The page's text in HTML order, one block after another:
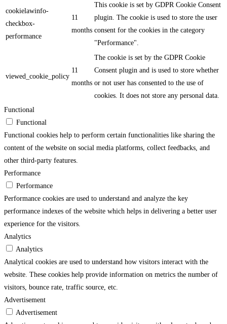
cookielawinfo-
checkbox-
performance
11
months
This cookie is set by GDPR Cookie Consent
plugin. The cookie is used to store the user
consent for the cookies in the category
"Performance".
viewed_cookie_policy
11
months
The cookie is set by the GDPR Cookie
Consent plugin and is used to store whether
or not user has consented to the use of
cookies. It does not store any personal data.
Functional
Functional
Functional cookies help to perform certain functionalities like sharing the
content of the website on social media platforms, collect feedbacks, and
other third-party features.
Performance
Performance
Performance cookies are used to understand and analyze the key
performance indexes of the website which helps in delivering a better user
experience for the visitors.
Analytics
Analytics
Analytical cookies are used to understand how visitors interact with the
website. These cookies help provide information on metrics the number of
visitors, bounce rate, traffic source, etc.
Advertisement
Advertisement